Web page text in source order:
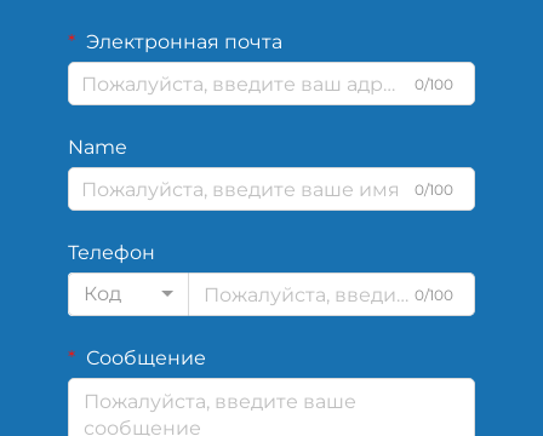
Электронная почта
0/100
Name
0/100
Телефон
Код
0/100
Сообщение